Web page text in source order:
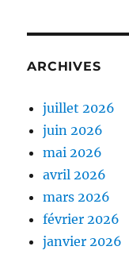
ARCHIVES
juillet 2026
juin 2026
mai 2026
avril 2026
mars 2026
février 2026
janvier 2026